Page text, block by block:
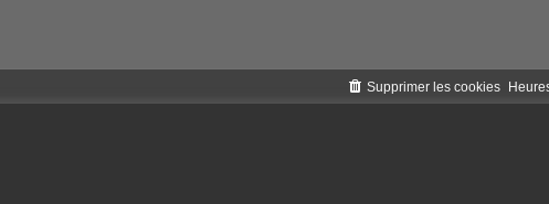
Supprimer les cookies